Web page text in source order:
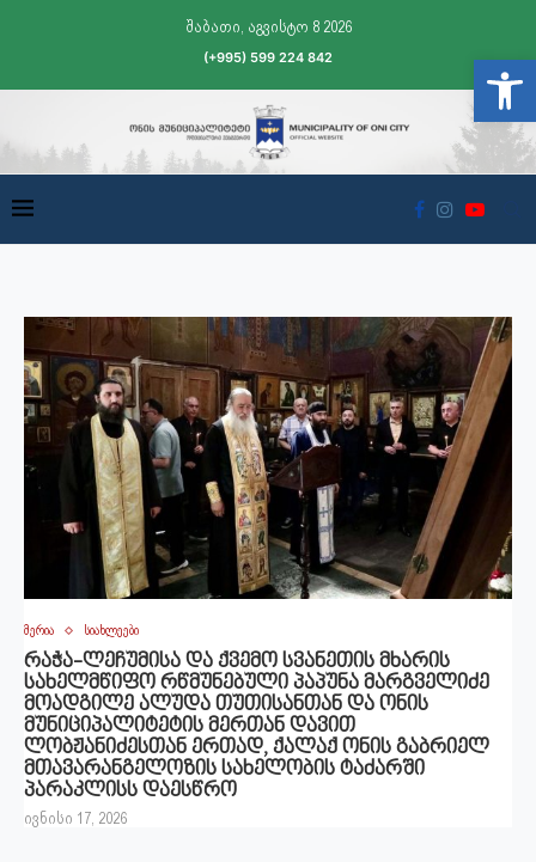
შაბათი, აგვისტო 8 2026
(+995) 599 224 842
მერია სიახლეები
რაჭა-ლეჩუმისა და ქვემო სვანეთის მხარის
სახელმწიფო რწმუნებული პაპუნა მარგველიძე
მოადგილე ალუდა თუთისანთან და ონის
მუნიციპალიტეტის მერთან დავით
ლობჟანიძესთან ერთად, ქალაქ ონის გაბრიელ
მთავარანგელოზის სახელობის ტაძარში
პარაკლისს დაესწრო
ივნისი 17, 2026